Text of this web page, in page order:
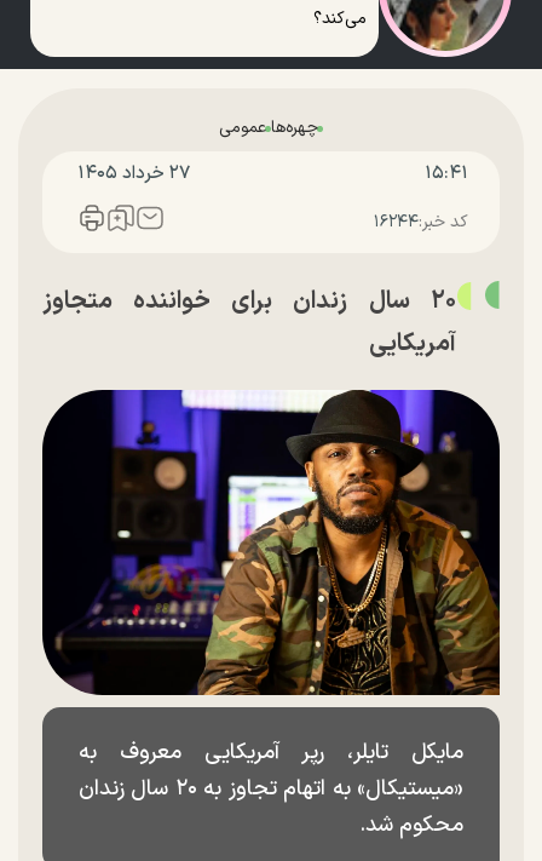
می‌کند؟
چهره‌هاعمومی
۱۵:۴۱ ۲۷ خرداد ۱۴۰۵
کد خبر:۱۶۲۴۴
۲۰ سال زندان برای خواننده متجاوز
آمریکایی
مایکل تایلر، رپر آمریکایی معروف به
«میستیکال» به اتهام تجاوز به ۲۰ سال زندان
محکوم شد.